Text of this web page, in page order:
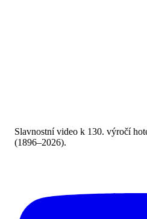
Slavnostní video k 130. výročí
(1896–2026).